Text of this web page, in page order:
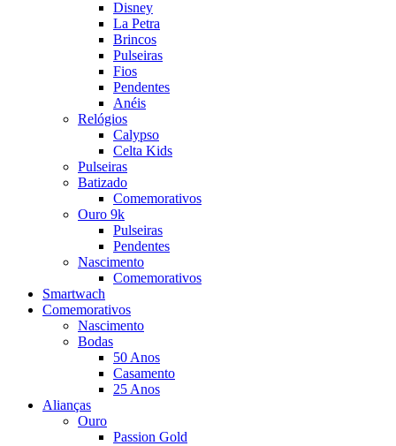
Disney
La Petra
Brincos
Pulseiras
Fios
Pendentes
Anéis
Relógios
Calypso
Celta Kids
Pulseiras
Batizado
Comemorativos
Ouro 9k
Pulseiras
Pendentes
Nascimento
Comemorativos
Smartwach
Comemorativos
Nascimento
Bodas
50 Anos
Casamento
25 Anos
Alianças
Ouro
Passion Gold